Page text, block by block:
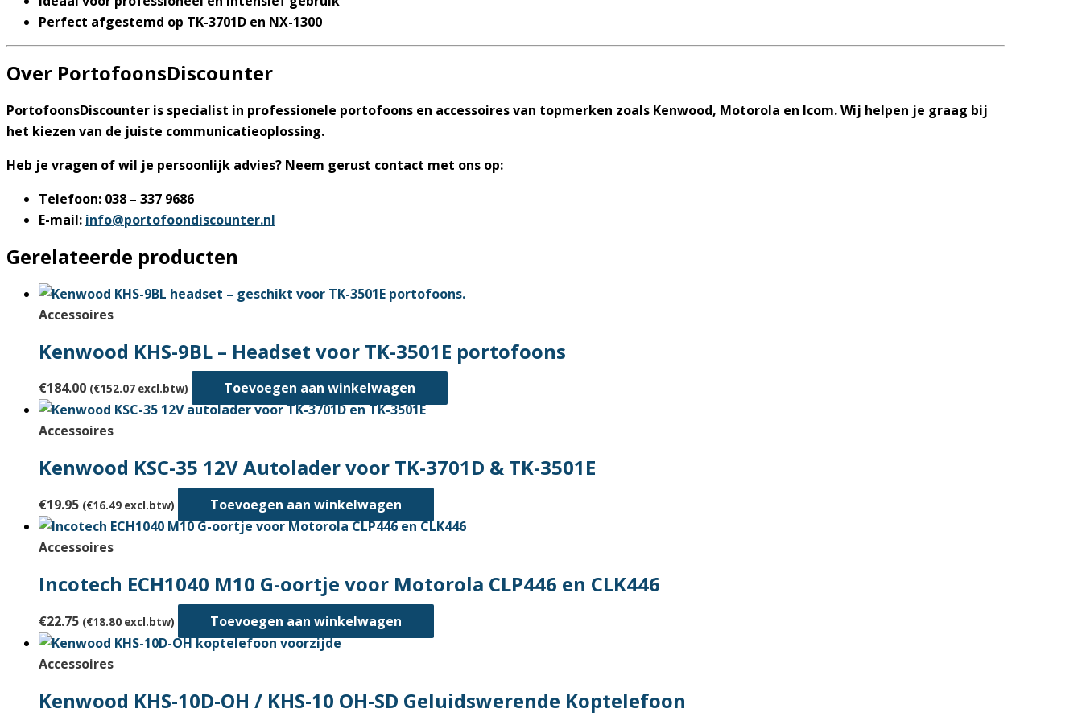
Perfect afgestemd op TK-3701D en NX-1300
Over PortofoonsDiscounter
PortofoonsDiscounter is specialist in professionele portofoons en accessoires van topmerken zoals Kenwood, Motorola en Icom. Wij helpen je graag bij
het kiezen van de juiste communicatieoplossing.
Heb je vragen of wil je persoonlijk advies? Neem gerust contact met ons op:
Telefoon: 038 – 337 9686
E-mail: info@portofoondiscounter.nl
Gerelateerde producten
Accessoires
Kenwood KHS-9BL – Headset voor TK-3501E portofoons
€184.00 (€152.07 excl.btw) Toevoegen aan winkelwagen
Accessoires
Kenwood KSC-35 12V Autolader voor TK-3701D & TK-3501E
€19.95 (€16.49 excl.btw) Toevoegen aan winkelwagen
Accessoires
Incotech ECH1040 M10 G-oortje voor Motorola CLP446 en CLK446
€22.75 (€18.80 excl.btw) Toevoegen aan winkelwagen
Accessoires
Kenwood KHS-10D-OH / KHS-10 OH-SD Geluidswerende Koptelefoon